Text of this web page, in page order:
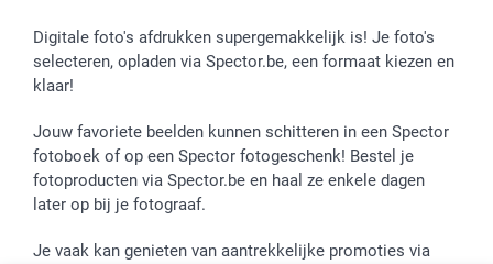
Stickers en Etiketten
Digitale foto's afdrukken supergemakkelijk is! Je foto's
selecteren, opladen via Spector.be, een formaat kiezen en
klaar!
Jouw favoriete beelden kunnen schitteren in een Spector
fotoboek of op een Spector fotogeschenk! Bestel je
fotoproducten via Spector.be en haal ze enkele dagen
later op bij je fotograaf.
Je vaak kan genieten van aantrekkelijke promoties via